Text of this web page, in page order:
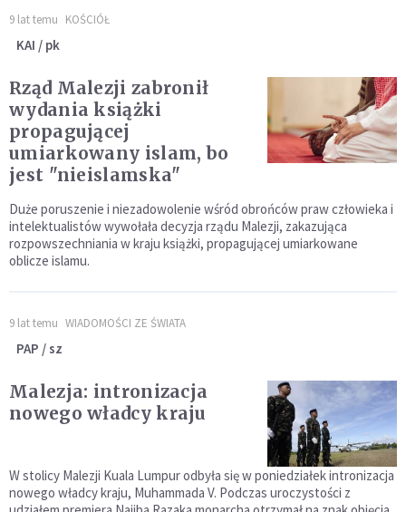
9 lat temu KOŚCIÓŁ
KAI / pk
Rząd Malezji zabronił
wydania książki
propagującej
umiarkowany islam, bo
jest "nieislamska"
Duże poruszenie i niezadowolenie wśród obrońców praw człowieka i
intelektualistów wywołała decyzja rządu Malezji, zakazująca
rozpowszechniania w kraju książki, propagującej umiarkowane
oblicze islamu.
9 lat temu WIADOMOŚCI ZE ŚWIATA
PAP / sz
Malezja: intronizacja
nowego władcy kraju
W stolicy Malezji Kuala Lumpur odbyła się w poniedziałek intronizacja
nowego władcy kraju, Muhammada V. Podczas uroczystości z